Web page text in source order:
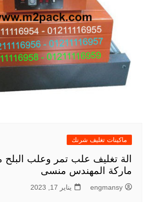
ماكينات تغليف شرنك
ماركة المهندس منسى
engmansy يناير 17, 2023